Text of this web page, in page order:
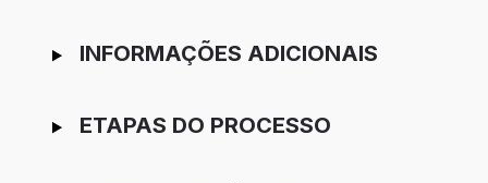
INFORMAÇÕES ADICIONAIS
ETAPAS DO PROCESSO